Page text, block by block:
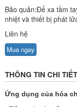
Bảo quản:Để xa tầm
nhiệt và thiết bị phát
Liên hệ
Mua ngay
THÔNG TIN CHI TIẾT
Ứng dụng của hóa